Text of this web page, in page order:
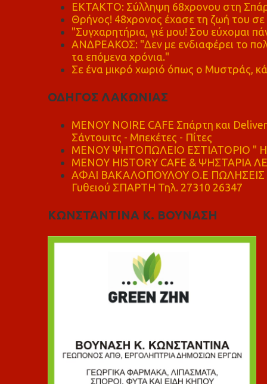
ΕΚΤΑΚΤΟ: Σύλληψη 68χρονου στη
Θρήνος! 48χρονος έχασε τη ζωή του
"Συγχαρητήρια, γιέ μου! Σου εύχομαι
ΑΝΔΡΕΑΚΟΣ: "Δεν με ενδιαφέρει το
τα επόμενα χρόνια."
Σε ένα μικρό χωριό όπως ο Μυστράς,
ΟΔΗΓΟΣ ΛΑΚΩΝΙΑΣ
MENOY NOIRE CAFE Σπάρτη και
Σάντουιτς - Μπεκέτες - Πίτες
ΜΕΝΟΥ ΨΗΤΟΠΩΛΕΙΟ ΕΣΤΙΑΤΟΡΙΟ "
ΜΕΝΟΥ HISTORY CAFE & ΨΗΣΤΑΡΙΑ
ΑΦΑΙ ΒΑΚΑΛΟΠΟΥΛΟΥ Ο.Ε ΠΩΛΗΣΕΙΣ
Γυθειού ΣΠΑΡΤΗ Τηλ. 27310 26347
ΚΩΝΣΤΑΝΤΙΝΑ Κ. ΒΟΥΝΑΣΗ